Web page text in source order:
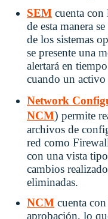
SEM cuenta
de esta manera
de los sistemas
se presente una
alertará en
cuando un
Network
NCM) permite
archivos de
red como
con una vista
cambios
eliminadas.
NCM cuenta
aprobación, lo